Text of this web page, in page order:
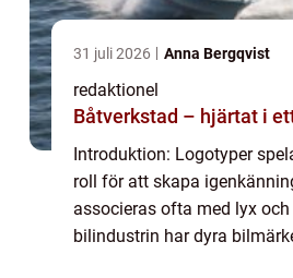
31 juli 2026 Anna Bergqvist
redaktionel
Båtverkstad – hjärtat i
Introduktion: Logotyper
roll för att skapa
associeras ofta med lyx
bilindustrin har dyra